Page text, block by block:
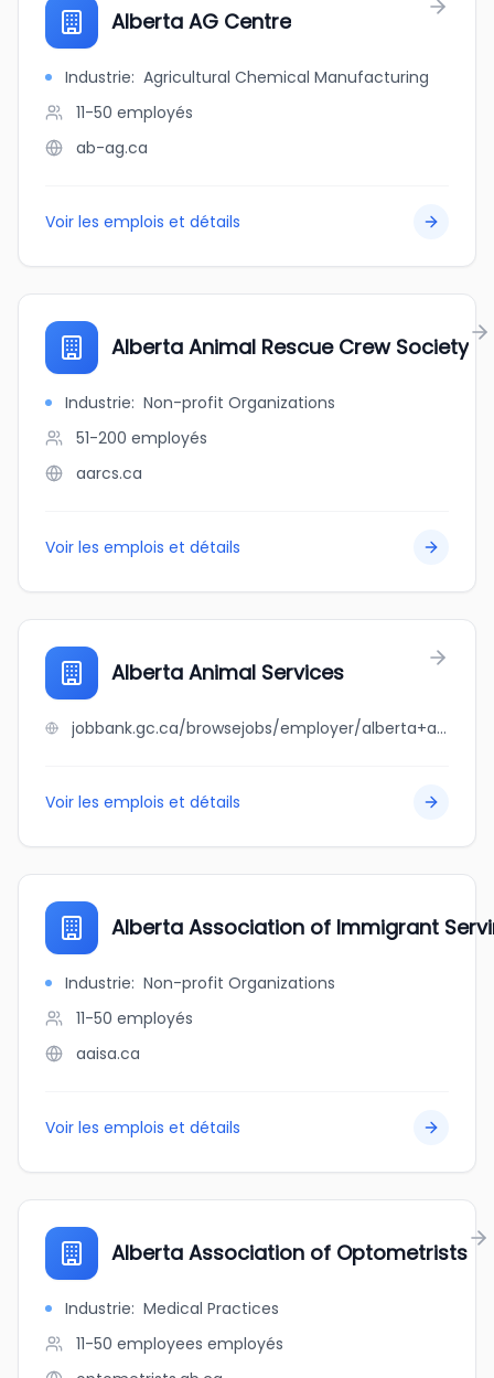
Alberta AG Centre
Industrie: Agricultural Chemical Manufacturing
11-50 employés
ab-ag.ca
Voir les emplois et détails
Alberta Animal Rescue Crew Society
Industrie: Non-profit Organizations
51-200 employés
aarcs.ca
Voir les emplois et détails
Alberta Animal Services
jobbank.gc.ca/browsejobs/employer/alberta+animal+services/ca
Voir les emplois et détails
Alberta Association of Immigrant
Industrie: Non-profit Organizations
11-50 employés
aaisa.ca
Voir les emplois et détails
Alberta Association of Optometrists
Industrie: Medical Practices
11-50 employees employés